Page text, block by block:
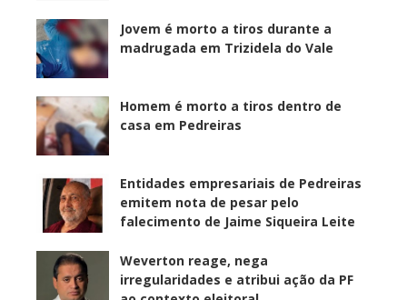
Jovem é morto a tiros durante a
madrugada em Trizidela do Vale
Homem é morto a tiros dentro de
casa em Pedreiras
Entidades empresariais de Pedreiras
emitem nota de pesar pelo
falecimento de Jaime Siqueira Leite
Weverton reage, nega
irregularidades e atribui ação da PF